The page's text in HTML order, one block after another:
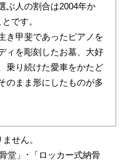
ぶ人の割合は2004年か
です。
き甲斐であったピアノを
ィを彫刻したお墓、大好
乗り続けた愛車をかたど
のまま形にしたものが多
せん。
堂」･「ロッカー式納骨